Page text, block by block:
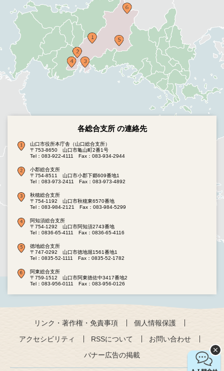
各総合支所 の連絡先
山口市役所本庁舎（山口総合支所）
〒753-8650 山口市亀山町2番1号
Tel：083-922-4111
Fax：083-934-2944
小郡総合支所
〒754-8511 山口市小郡下郷609番地1
Tel：083-973-2411
Fax：083-973-4892
秋穂総合支所
〒754-1192 山口市秋穂東6570番地
Tel：083-984-2121
Fax：083-984-5299
阿知須総合支所
〒754-1292 山口市阿知須2743番地
Tel：0836-65-4111
Fax：0836-65-4116
徳地総合支所
〒747-0292 山口市徳地堀1561番地1
Tel：0835-52-1111
Fax：0835-52-1782
阿東総合支所
〒759-1512 山口市阿東徳佐中3417番地2
Tel：083-956-0111
Fax：083-956-0126
リンク・著作権・免責事項
個人情報保護
アクセシビリティ
RSSについて
お問い合わせ
バナー広告の掲載